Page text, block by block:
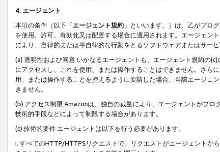
4. エージェント
本項の条件（以下「エージェント規約 」といいます。）は、乙がプロ
を使用、許可、有効化又は配置する場合に適用されます。エージェン
により、自律的または半自律的な行動をとるソフトウェアまたはサー
(a) 透明性および同意 いかなるエージェントも、エージェント規約の
にアクセスし、これを使用、または操作することはできません。さら
用、または操作することを控えるように要請した場合、当該エージェ
きません。
(b) アクセス制限 Amazonは、独自の裁量により、エージェントがプ
技術的手段などによって制限する場合があります。
(c) 技術的要件 エージェントは以下を行う必要があります。
i. すべてのHTTP/HTTPSリクエストで、リクエストがエージェントか